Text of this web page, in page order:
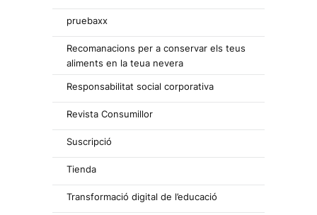
pruebaxx
Recomanacions per a conservar els teus
aliments en la teua nevera
Responsabilitat social corporativa
Revista Consumillor
Suscripció
Tienda
Transformació digital de l’educació